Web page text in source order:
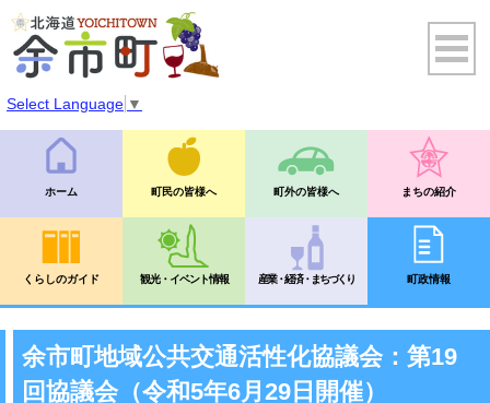
Select Language ▼
ホーム 町民の皆様へ 町外の皆様へ まちの紹介
くらしのガイド 観光・イベント情報 産業・経済・まちづくり 町政情報
余市町地域公共交通活性化協議会：第19
回協議会（令和5年6月29日開催）